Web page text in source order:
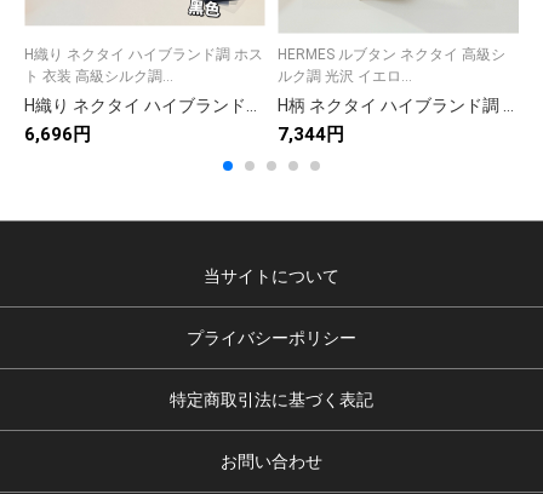
H織り ネクタイ ハイブランド調 ホス
ト 衣装 高級シルク調...
6,696円
HERMES ルブタン ネクタイ 高級シ
ルク調 光沢 イエロ...
7,344円
当サイトについて
プライバシーポリシー
特定商取引法に基づく表記
お問い合わせ